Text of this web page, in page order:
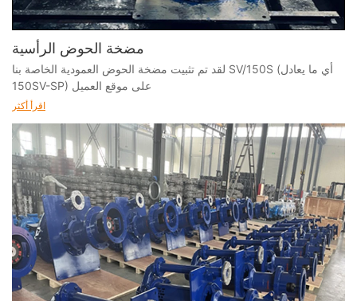
مضخة الحوض الرأسية
لقد تم تثبيت مضخة الحوض العمودية الخاصة بنا SV/150S (أي ما يعادل
150SV-SP) على موقع العميل
اقرأ أكثر